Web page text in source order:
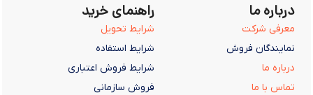
درباره ما
معرفی شرکت
نمایندگان فروش
درباره ما
تماس با ما
راهنمای خرید
شرایط تحویل
شرایط استفاده
شرایط فروش اعتباری
فروش سازمانی